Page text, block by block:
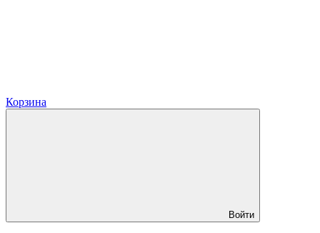
Корзина
Войти